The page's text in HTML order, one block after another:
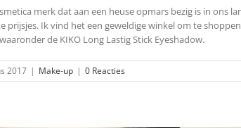
merk dat aan een heuse opmars bezig is in ons
prijsjes. Ik vind het een geweldige winkel om te
de KIKO Long Lastig Stick Eyeshadow.
2017 | Make-up | 0 Reacties